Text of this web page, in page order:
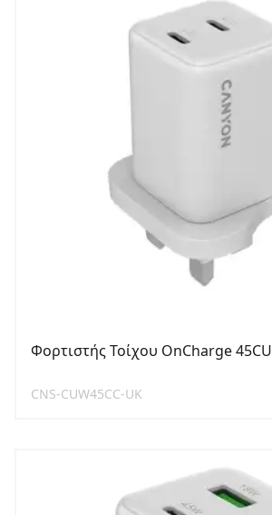
Φορτιστής Τοίχου OnCharge 45CU
CNS-CUW45CC-UK